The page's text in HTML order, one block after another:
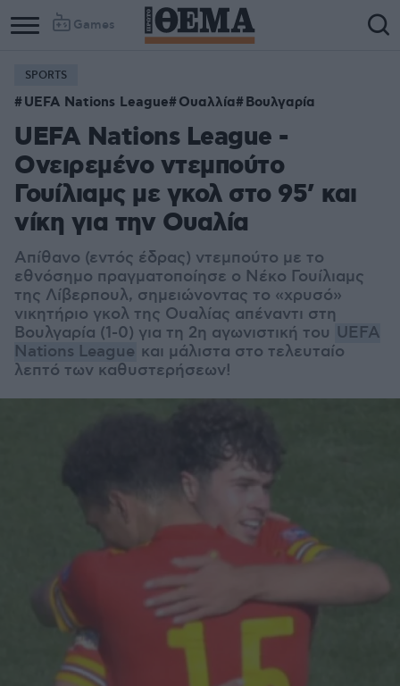
Games
Column
1
Column
2
SPORTS
UEFA Nations League Ουαλλία Βουλγαρία
UEFA Nations League -
Ονειρεμένο ντεμπούτο
Γουίλιαμς με γκολ στο 95’ και
νίκη για την Ουαλία
Απίθανο (εντός έδρας) ντεμπούτο με το
εθνόσημο πραγματοποίησε ο Νέκο Γουίλιαμς
της Λίβερπουλ, σημειώνοντας το «χρυσό»
νικητήριο γκολ της Ουαλίας απέναντι στη
Βουλγαρία (1-0) για τη 2η αγωνιστική του UEFA
Nations League και μάλιστα στο τελευταίο
λεπτό των καθυστερήσεων!